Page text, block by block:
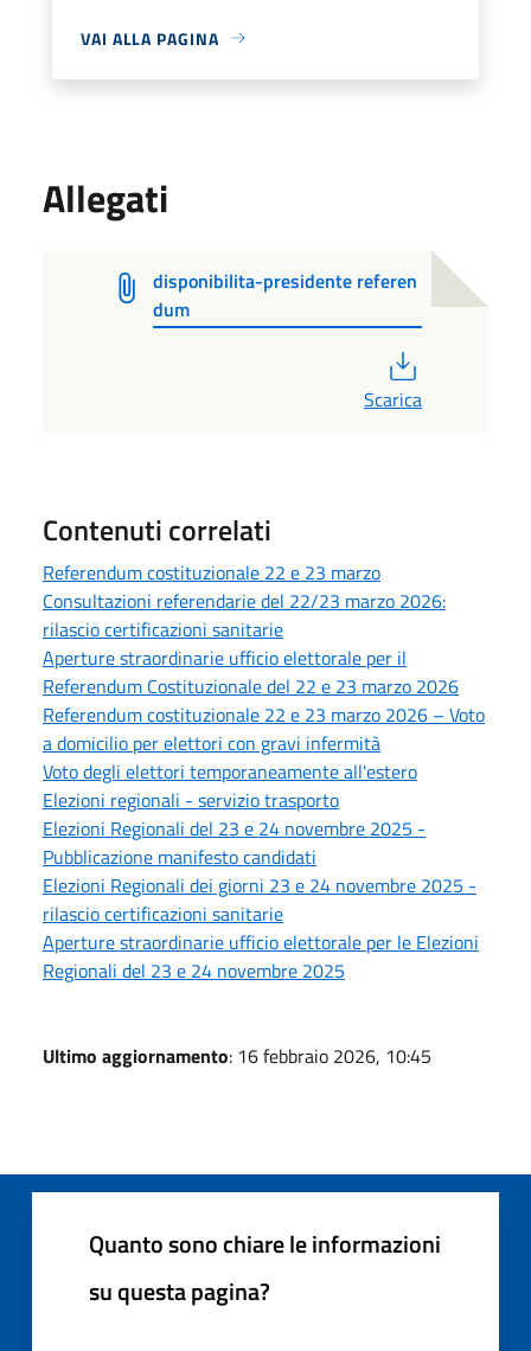
VAI ALLA PAGINA
Allegati
disponibilita-presidente referen
dum
Scarica
Contenuti correlati
Referendum costituzionale 22 e 23 marzo
Consultazioni referendarie del 22/23 marzo 2026:
rilascio certificazioni sanitarie
Aperture straordinarie ufficio elettorale per il
Referendum Costituzionale del 22 e 23 marzo 2026
Referendum costituzionale 22 e 23 marzo 2026 – Voto
a domicilio per elettori con gravi infermità
Voto degli elettori temporaneamente all'estero
Elezioni regionali - servizio trasporto
Elezioni Regionali del 23 e 24 novembre 2025 -
Pubblicazione manifesto candidati
Elezioni Regionali dei giorni 23 e 24 novembre 2025 -
rilascio certificazioni sanitarie
Aperture straordinarie ufficio elettorale per le Elezioni
Regionali del 23 e 24 novembre 2025
Ultimo aggiornamento: 16 febbraio 2026, 10:45
Quanto sono chiare le informazioni
su questa pagina?